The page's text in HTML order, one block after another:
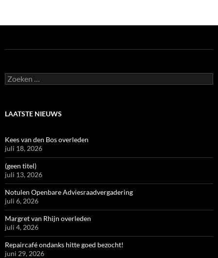
Zoeken
naar:
LAATSTE NIEUWS
Kees van den Bos overleden
juli 18, 2026
(geen titel)
juli 13, 2026
Notulen Openbare Adviesraadvergadering
juli 6, 2026
Margret van Rhijn overleden
juli 4, 2026
Repaircafé ondanks hitte goed bezocht!
juni 29, 2026